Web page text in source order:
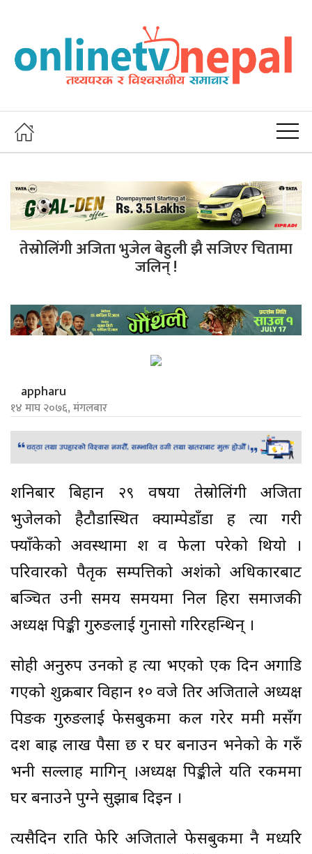
तेस्रोलिंगी अजिता भुजेल बेहुली झै सजिएर चितामा
जलिन् !
appharu
१४ माघ २०७६, मंगलबार
शनिबार बिहान २९ वर्षीया तेस्रोलिंगी अजिता
भुजेलको हैटौडास्थित क्याम्पेडाँडा ह त्या गरी
फ्याँकेको अवस्थामा श व फेला परेको थियो ।
परिवारको पैतृक सम्पत्तिको अशंको अधिकारबाट
बञ्चित उनी समय समयमा निल हिरा समाजकी
अध्यक्ष पिङ्की गुरुङलाई गुनासो गरिरहन्थिन् ।
सोही अनुरुप उनको ह त्या भएको एक दिन अगाडि
गएको शुक्रबार विहान १० वजे तिर अजिताले अध्यक्ष
पिङक गुरुङलाई फेसबुकमा कल गरेर ममी मसँग
दश बाह्र लाख पैसा छ र घर बनाउन भनेको के गरुँ
भनी सल्लाह मागिन् ।अध्यक्ष पिङ्कीले यति रकममा
घर बनाउने पुग्ने सुझाब दिइन ।
त्यसैदिन राति फेरि अजिताले फेसबुकमा नै मध्यरि